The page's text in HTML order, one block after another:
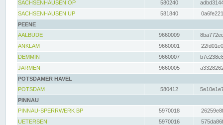
SACHSENHAUSEN OP
580240
SACHSENHAUSEN UP
581840
PEENE
AALBUDE
9660009
ANKLAM
9660001
DEMMIN
9660007
JARMEN
9660005
POTSDAMER HAVEL
POTSDAM
580412
PINNAU
PINNAU-SPERRWERK BP
5970018
UETERSEN
5970016